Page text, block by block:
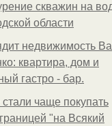
скважин на
области
недвижимость
квартира, дом и
гастро - бар.
чаще покупать
"на Всякий